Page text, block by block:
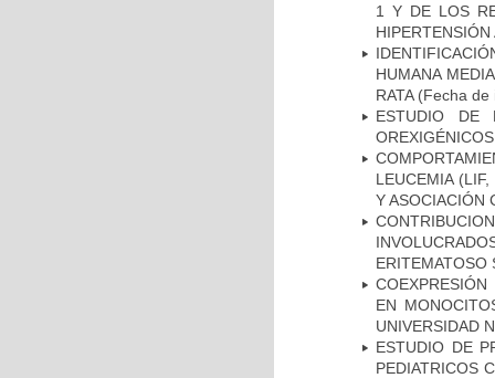
1 Y DE LOS
HUMANA
RATA(Fecha de
ESTUDIO DE
LEUCEMIA
Y ASOCIACIÓN
ERITEMATOSO
EN
UNIVERSIDAD
ESTUDIO DE
PEDIATRICOS